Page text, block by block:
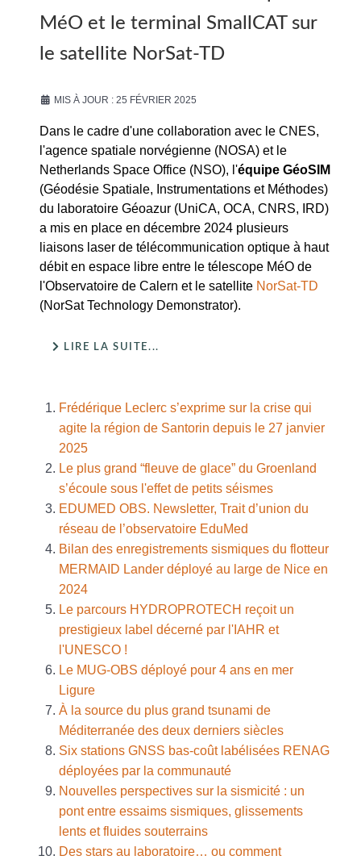
MéO et le terminal SmallCAT sur
le satellite NorSat-TD
MIS À JOUR : 25 FÉVRIER 2025
Dans le cadre d'une collaboration avec le CNES,
l'agence spatiale norvégienne (NOSA) et le
Netherlands Space Office (NSO), l'équipe GéoSIM
(Géodésie Spatiale, Instrumentations et Méthodes)
du laboratoire Géoazur (UniCA, OCA, CNRS, IRD)
a mis en place en décembre 2024 plusieurs
liaisons laser de télécommunication optique à haut
débit en espace libre entre le télescope MéO de
l'Observatoire de Calern et le satellite NorSat-TD
(NorSat Technology Demonstrator).
LIRE LA SUITE...
Frédérique Leclerc s’exprime sur la crise qui
agite la région de Santorin depuis le 27 janvier
2025
Le plus grand “fleuve de glace” du Groenland
s’écoule sous l'effet de petits séismes
EDUMED OBS. Newsletter, Trait d’union du
réseau de l’observatoire EduMed
Bilan des enregistrements sismiques du flotteur
MERMAID Lander déployé au large de Nice en
2024
Le parcours HYDROPROTECH reçoit un
prestigieux label décerné par l'IAHR et
l'UNESCO !
Le MUG-OBS déployé pour 4 ans en mer
Ligure
À la source du plus grand tsunami de
Méditerranée des deux derniers siècles
Six stations GNSS bas-coût labélisées RENAG
déployées par la communauté
Nouvelles perspectives sur la sismicité : un
pont entre essaims sismiques, glissements
lents et fluides souterrains
Des stars au laboratoire… ou comment